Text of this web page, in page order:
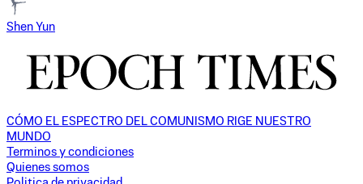
Shen Yun
CÓMO EL ESPECTRO DEL COMUNISMO RIGE NUESTRO
MUNDO
Terminos y condiciones
Quienes somos